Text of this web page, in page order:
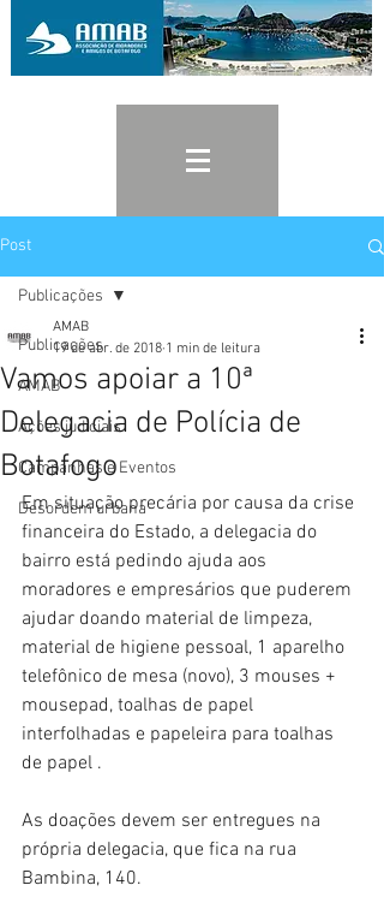
Post
Publicações
AMAB
Ações judiciais
Campanhas e Eventos
Desordem urbana
Publicações
Vamos apoiar a 10ª
Delegacia de Polícia de
Botafogo
AMAB
19 de abr. de 2018 1 min de leitura
Em situação precária por causa da crise
financeira do Estado, a delegacia do
bairro está pedindo ajuda aos
moradores e empresários que puderem
ajudar doando material de limpeza,
material de higiene pessoal, 1 aparelho
telefônico de mesa (novo), 3 mouses +
mousepad, toalhas de papel
interfolhadas e papeleira para toalhas
de papel .
As doações devem ser entregues na
própria delegacia, que fica na rua
Bambina, 140.